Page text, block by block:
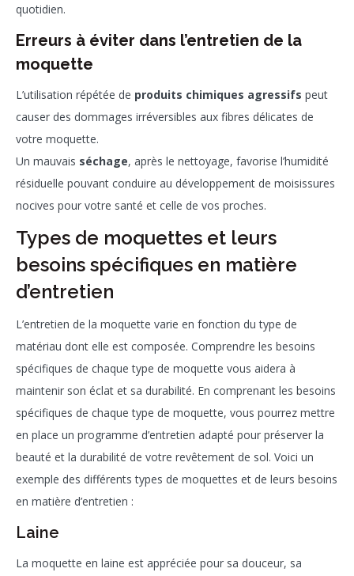
quotidien.
Erreurs à éviter dans l’entretien de la
moquette
L’utilisation répétée de produits chimiques agressifs peut
causer des dommages irréversibles aux fibres délicates de
votre moquette.
Un mauvais séchage, après le nettoyage, favorise l’humidité
résiduelle pouvant conduire au développement de moisissures
nocives pour votre santé et celle de vos proches.
Types de moquettes et leurs
besoins spécifiques en matière
d’entretien
L’entretien de la moquette varie en fonction du type de
matériau dont elle est composée. Comprendre les besoins
spécifiques de chaque type de moquette vous aidera à
maintenir son éclat et sa durabilité. En comprenant les besoins
spécifiques de chaque type de moquette, vous pourrez mettre
en place un programme d’entretien adapté pour préserver la
beauté et la durabilité de votre revêtement de sol. Voici un
exemple des différents types de moquettes et de leurs besoins
en matière d’entretien :
Laine
La moquette en laine est appréciée pour sa douceur, sa